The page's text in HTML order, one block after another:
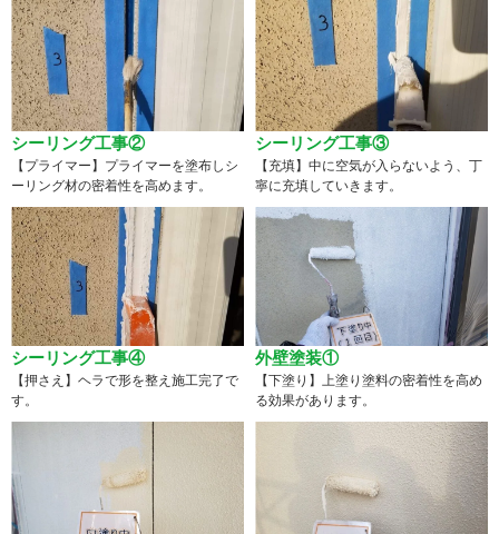
シーリング工事②
【プライマー】プライマーを塗布しシ
ーリング材の密着性を高めます。
シーリング工事③
【充填】中に空気が入らないよう、丁
寧に充填していきます。
シーリング工事④
【押さえ】ヘラで形を整え施工完了で
す。
外壁塗装①
【下塗り】上塗り塗料の密着性を高め
る効果があります。